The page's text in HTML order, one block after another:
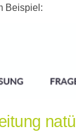
Beispiel: